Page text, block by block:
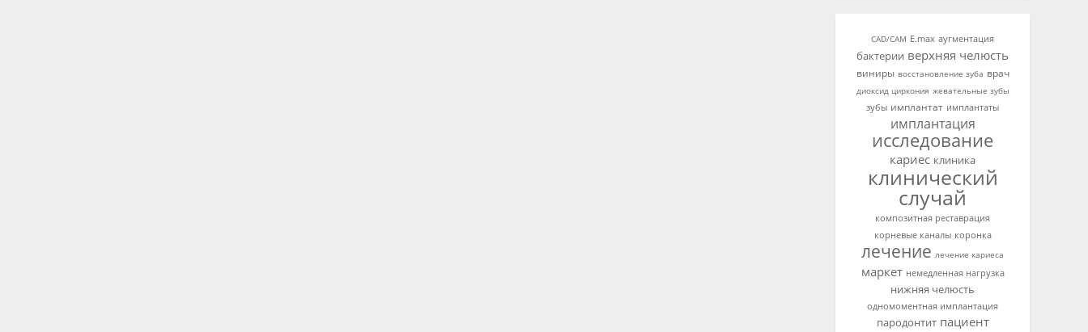
CAD/CAM E.max аугментация
бактерии верхняя челюсть
виниры восстановление зуба врач
диоксид циркония жевательные зубы
зубы имплантат имплантаты
имплантация
исследование
кариес клиника
клинический
случай
композитная реставрация
корневые каналы коронка
лечение лечение кариеса
маркет немедленная нагрузка
нижняя челюсть
одномоментная имплантация
пародонтит пациент